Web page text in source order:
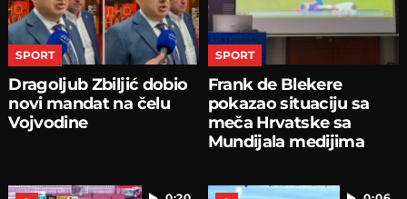
SPORT
Dragoljub Zbiljić dobio
novi mandat na čelu
Vojvodine
SPORT
Frank de Blekere
pokazao situaciju sa
meča Hrvatske sa
Mundijala medijima